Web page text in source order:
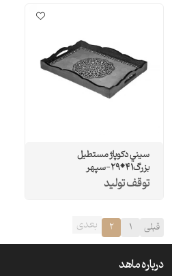
سيني دکوپاژ مستطيل
بزرگ41*29-سپهر
توقف تولید
قبلی 1
2 بعدی
درباره ماهد